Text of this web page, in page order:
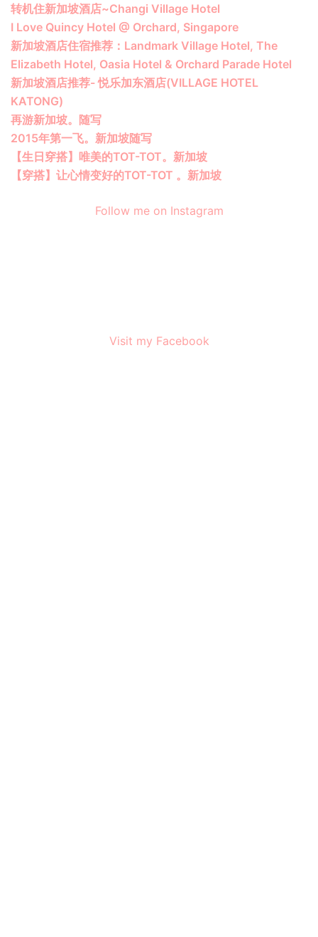
转机住新加坡酒店~Changi Village Hotel
I Love Quincy Hotel @ Orchard, Singapore
新加坡酒店住宿推荐：Landmark Village Hotel, The
Elizabeth Hotel, Oasia Hotel & Orchard Parade Hotel
新加坡酒店推荐- 悦乐加东酒店(VILLAGE HOTEL
KATONG)
再游新加坡。随写
2015年第一飞。新加坡随写
【生日穿搭】唯美的TOT-TOT。新加坡
【穿搭】让心情变好的TOT-TOT 。新加坡
Follow me on Instagram
Visit my Facebook